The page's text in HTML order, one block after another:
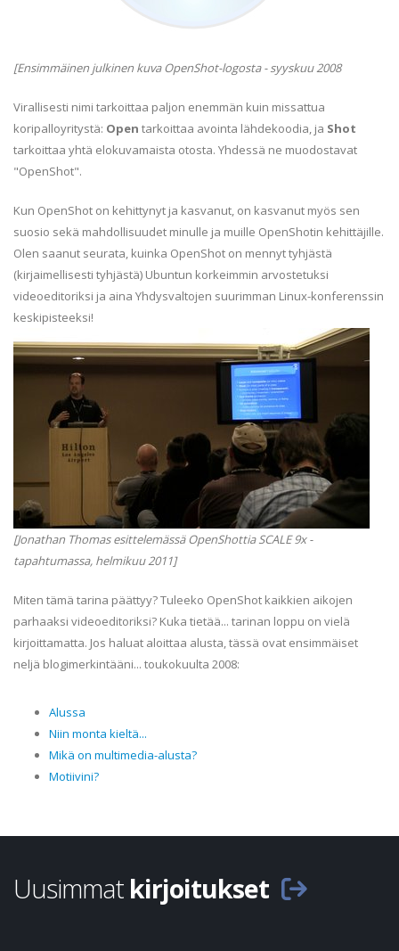
[Ensimmäinen julkinen kuva OpenShot-logosta - syyskuu 2008
Virallisesti nimi tarkoittaa paljon enemmän kuin missattua
koripalloyritystä: Open tarkoittaa avointa lähdekoodia, ja Shot
tarkoittaa yhtä elokuvamaista otosta. Yhdessä ne muodostavat
"OpenShot".
Kun OpenShot on kehittynyt ja kasvanut, on kasvanut myös sen
suosio sekä mahdollisuudet minulle ja muille OpenShotin kehittäjille.
Olen saanut seurata, kuinka OpenShot on mennyt tyhjästä
(kirjaimellisesti tyhjästä) Ubuntun korkeimmin arvostetuksi
videoeditoriksi ja aina Yhdysvaltojen suurimman Linux-konferenssin
keskipisteeksi!
[Jonathan Thomas esittelemässä OpenShottia SCALE 9x -
tapahtumassa, helmikuu 2011]
Miten tämä tarina päättyy? Tuleeko OpenShot kaikkien aikojen
parhaaksi videoeditoriksi? Kuka tietää... tarinan loppu on vielä
kirjoittamatta. Jos haluat aloittaa alusta, tässä ovat ensimmäiset
neljä blogimerkintääni... toukokuulta 2008:
Alussa
Niin monta kieltä...
Mikä on multimedia-alusta?
Motiivini?
Uusimmat kirjoitukset